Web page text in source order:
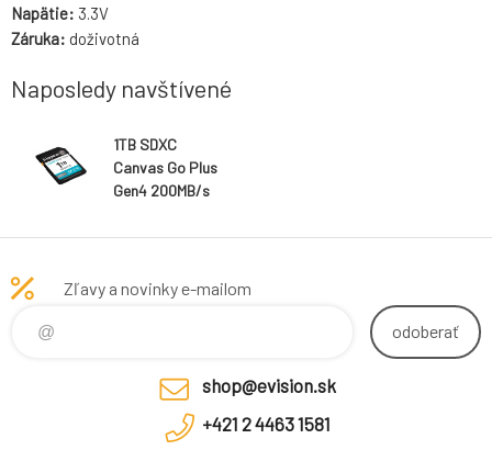
Napätie: 3.3V
Záruka: doživotná
Naposledy navštívené
1TB SDXC
Canvas Go Plus
Gen4 200MB/s
V30
Zľavy a novinky e-mailom
odoberať
shop@evision.sk
+421 2 4463 1581